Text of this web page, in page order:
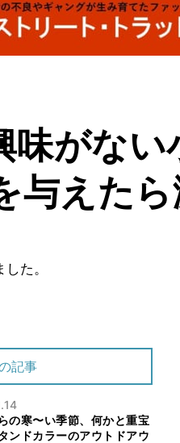
味がな
与えたら
た。
記事
の寒〜い季節、何かと重宝
ンドカラーのアウトドアウ